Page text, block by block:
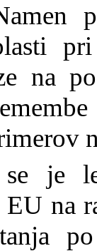
na
je
na